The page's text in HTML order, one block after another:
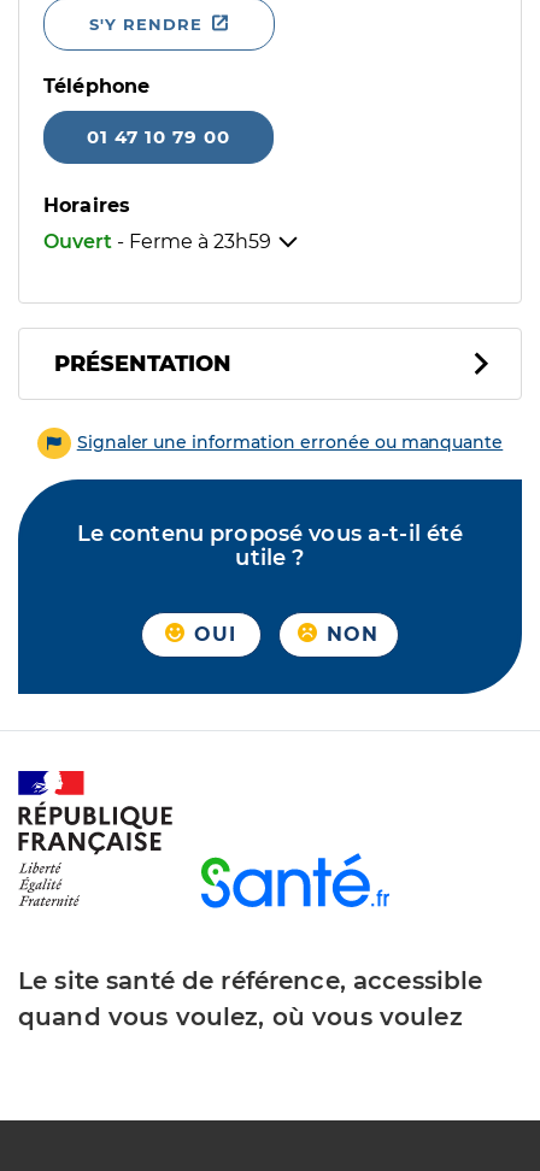
S'Y RENDRE
Téléphone
01 47 10 79 00
Horaires
Ouvert - Ferme à 23h59
PRÉSENTATION
Signaler une information erronée ou manquante
Le contenu proposé vous a-t-il été
utile ?
OUI NON
Le site santé de référence, accessible
quand vous voulez, où vous voulez